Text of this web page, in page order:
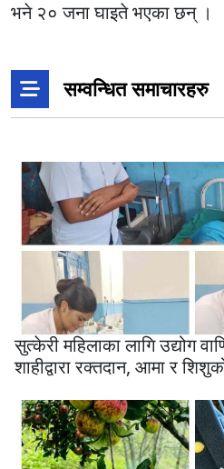
भने २० जना घाइते भएका छन् ।
सम्वन्धित समाचारहरु
सुत्केरी महिलाका लागि उद्योग
शाहीद्वारा रक्तदान, आमा र